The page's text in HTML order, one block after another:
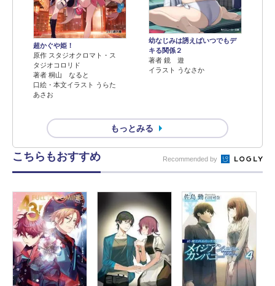
超かぐや姫！
原作 スタジオクロマト・ス
タジオコロリド
著者 桐山 なると
口絵・本文イラスト うらた
あさお
幼なじみは誘えばいつでもデ
キる関係２
著者 鏡 遊
イラスト うなさか
もっとみる
こちらもおすすめ Recommended by